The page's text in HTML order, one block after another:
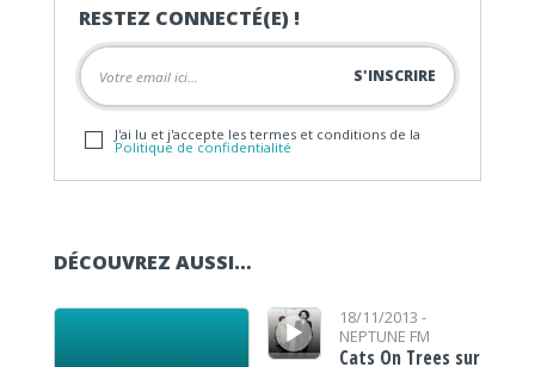
RESTEZ CONNECTÉ(E) !
J'ai lu et j'accepte les termes et conditions de la
Politique de confidentialité
DÉCOUVREZ AUSSI…
Lecteur audio
Lecteur audio18/11/2013 -
NEPTUNE FM
Cats On Trees sur